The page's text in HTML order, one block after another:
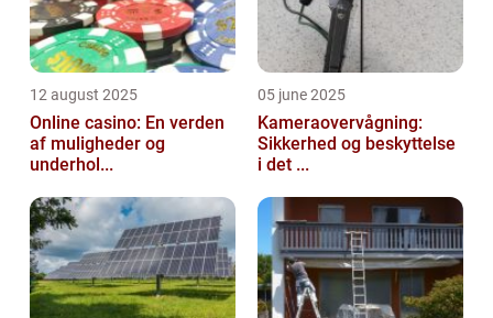
12 august 2025
Online casino: En verden
af muligheder og
underhol...
05 june 2025
Kameraovervågning:
Sikkerhed og beskyttelse
i det ...